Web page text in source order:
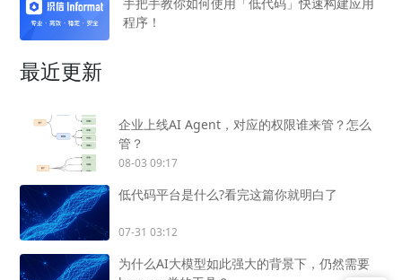
程序！
最近更新
企业上线AI Agent，对应的权限谁来管？怎么
管？
08-03 09:17
低代码平台是什么?看完这篇你就明白了
07-31 03:12
为什么AI大模型如此强大的背景下，仍然需要